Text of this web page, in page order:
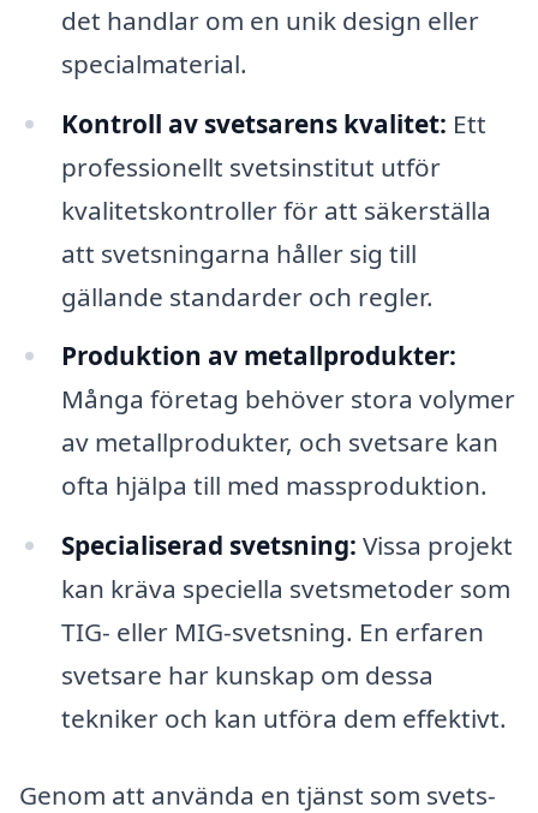
det handlar om en unik design eller
specialmaterial.
Kontroll av svetsarens kvalitet: Ett
professionellt svetsinstitut utför
kvalitetskontroller för att säkerställa
att svetsningarna håller sig till
gällande standarder och regler.
Produktion av metallprodukter:
Många företag behöver stora volymer
av metallprodukter, och svetsare kan
ofta hjälpa till med massproduktion.
Specialiserad svetsning: Vissa projekt
kan kräva speciella svetsmetoder som
TIG- eller MIG-svetsning. En erfaren
svetsare har kunskap om dessa
tekniker och kan utföra dem effektivt.
Genom att använda en tjänst som svets-